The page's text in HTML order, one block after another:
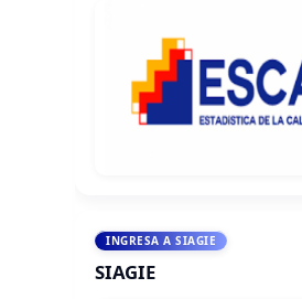
INGRESA A SIAGIE
SIAGIE